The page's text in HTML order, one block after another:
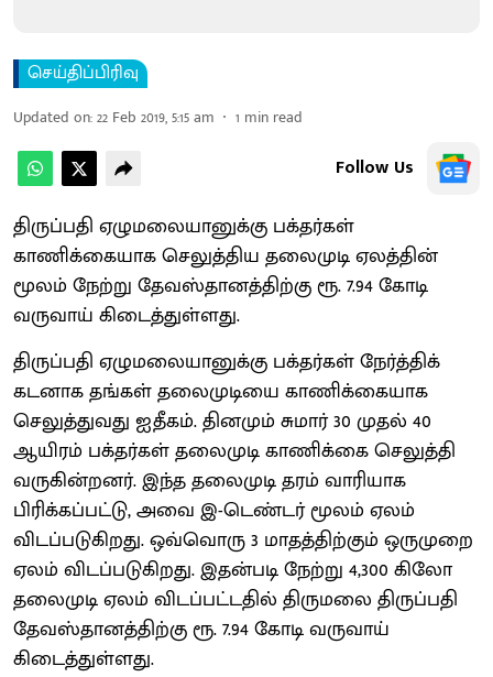
செய்திப்பிரிவு
Updated on:22 Feb 2019, 5:15 am 1 min read
Follow Us
திருப்பதி ஏழுமலையானுக்கு பக்தர்கள்
காணிக்கையாக செலுத்திய தலைமுடி ஏலத்தின்
மூலம் நேற்று தேவஸ்தானத்திற்கு ரூ. 7.94 கோடி
வருவாய் கிடைத்துள்ளது.
திருப்பதி ஏழுமலையானுக்கு பக்தர்கள் நேர்த்திக்
கடனாக தங்கள் தலைமுடியை காணிக்கையாக
செலுத்துவது ஐதீகம். தினமும் சுமார் 30 முதல் 40
ஆயிரம் பக்தர்கள் தலைமுடி காணிக்கை செலுத்தி
வருகின்றனர். இந்த தலைமுடி தரம் வாரியாக
பிரிக்கப்பட்டு, அவை இ-டெண்டர் மூலம் ஏலம்
விடப்படுகிறது. ஒவ்வொரு 3 மாதத்திற்கும் ஒருமுறை
ஏலம் விடப்படுகிறது. இதன்படி நேற்று 4,300 கிலோ
தலைமுடி ஏலம் விடப்பட்டதில் திருமலை திருப்பதி
தேவஸ்தானத்திற்கு ரூ. 7.94 கோடி வருவாய்
கிடைத்துள்ளது.